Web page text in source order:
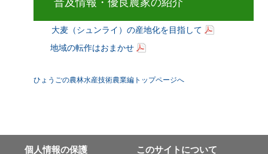
普及情報・優良農家の紹介
大麦（シュンライ）の産地化を目指して
地域の転作はおまかせ
ひょうごの農林水産技術農業編トップページへ
個⼈情報の保護
このサイトについて